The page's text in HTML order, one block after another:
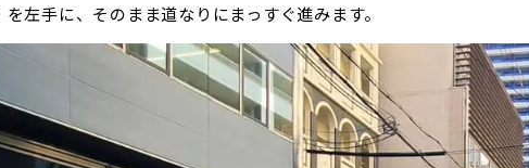
を左手に、そのまま道なりにまっすぐ進みます。